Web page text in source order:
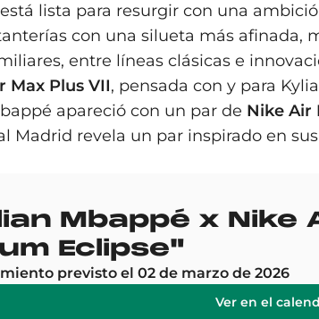
está lista para resurgir con una
con una silueta más afinada,
entre líneas clásicas e
Max Plus VII, pensada con y para
apareció con un par de Nike Air
Madrid revela un par inspirado en
Mbappé x Nike
Eclipse"
previsto el 02 de marzo de 2026
Ver en el